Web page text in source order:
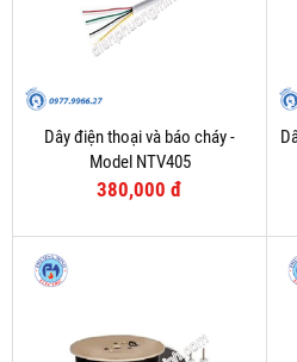
Dây điện thoại và báo cháy -
Model NTV405
380,000 đ